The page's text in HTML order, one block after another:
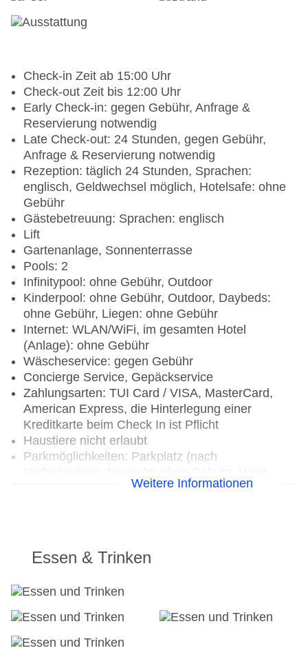
Check-in Zeit ab 15:00 Uhr
Check-out Zeit bis 12:00 Uhr
Early Check-in: gegen Gebühr, Anfrage &
Reservierung notwendig
Late Check-out: 24 Stunden, gegen Gebühr,
Anfrage & Reservierung notwendig
Rezeption: täglich 24 Stunden, Sprachen:
englisch, Geldwechsel möglich, Hotelsafe: ohne
Gebühr
Gästebetreuung: Sprachen: englisch
Lift
Gartenanlage, Sonnenterrasse
Pools: 2
Infinitypool: ohne Gebühr, Outdoor
Kinderpool: ohne Gebühr, Outdoor, Daybeds:
ohne Gebühr, Liegen: ohne Gebühr
Internet: WLAN/WiFi, im gesamten Hotel
(Anlage): ohne Gebühr
Wäscheservice: gegen Gebühr
Concierge Service, Gepäckservice
Zahlungsarten: TUI Card / VISA, MasterCard,
American Express, die Hinterlegung einer
Kreditkarte beim Check In ist Pflicht
Haustiere nicht erlaubt
Parkmöglichkeiten: Parkplatz (nach
Parking: ohne Gebühr
Breaks: gegen Gebühr
Etagen: 4, Zimmer: 120
Landeskategorie: 5 Sterne
Weitere Informationen
Essen & Trinken